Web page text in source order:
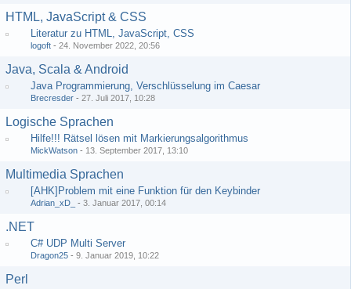
HTML, JavaScript & CSS
Literatur zu HTML, JavaScript, CSS
logoft - 24. November 2022, 20:56
Java, Scala & Android
Java Programmierung, Verschlüsselung im Caesar
Brecresder - 27. Juli 2017, 10:28
Logische Sprachen
Hilfe!!! Rätsel lösen mit Markierungsalgorithmus
MickWatson - 13. September 2017, 13:10
Multimedia Sprachen
[AHK]Problem mit eine Funktion für den Keybinder
Adrian_xD_ - 3. Januar 2017, 00:14
.NET
C# UDP Multi Server
Dragon25 - 9. Januar 2019, 10:22
Perl